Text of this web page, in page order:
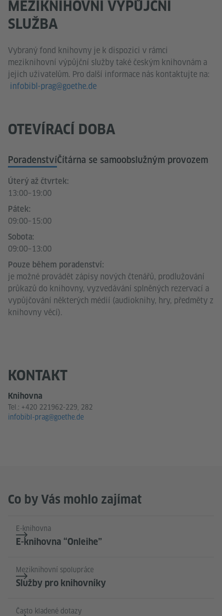
MEZIKNIHOVNÍ VÝPŮJČNÍ
SLUŽBA
Vybraný fond knihovny je k dispozici v rámci
meziknihovní výpůjční služby také českým knihovnám a
jejich uživatelům. Pro další informace nás kontaktujte na:
infobibl-prag@goethe.de
OTEVÍRACÍ DOBA
PoradenstvíČítárna se samoobslužným provozem
Úterý až čtvrtek:
13:00–19:00
Pátek:
09:00–15:00
Sobota:
09:00–13:00
Pouze během poradenství:
je možné provádět zápisy nových čtenářů, prodlužování
průkazů do knihovny, vyzvedávání splněných rezervací a
vypůjčování některých médií (audioknihy, hry, předměty z
knihovny věcí).
KONTAKT
Knihovna
Tel.: +420 221962-229, 282
infobibl-prag@goethe.de
Co by Vás mohlo zajímat
E-knihovna
E-knihovna “Onleihe”
Meziknihovní spolupráce
Služby pro knihovníky
Často kladené dotazy